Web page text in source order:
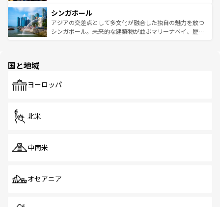
参照してほしい。
激する。気候は一年中温暖で、どの季節にも異なる楽しみ
が待っている。親しみやすいタイの人々、仏教を中心とし
た文化、そして多様な観光資源が、訪れる旅人を魅了し続
み、どこを訪れても感動するはず。観光スポットが密集し
ており、効率よく見どころを回れるのも魅力。息をのむよ
うな絶景から文化的な体験まで、香港を存分に楽しみ尽く
シンガポール
アジアの交差点として多文化が融合した独自の魅力を放つ
シンガポール。未来的な建築物が並ぶマリーナベイ、歴史
で、ホーカーズは地元の風情を楽しめる外せないスポット
国と地域
ヨーロッパ
北米
中南米
オセアニア